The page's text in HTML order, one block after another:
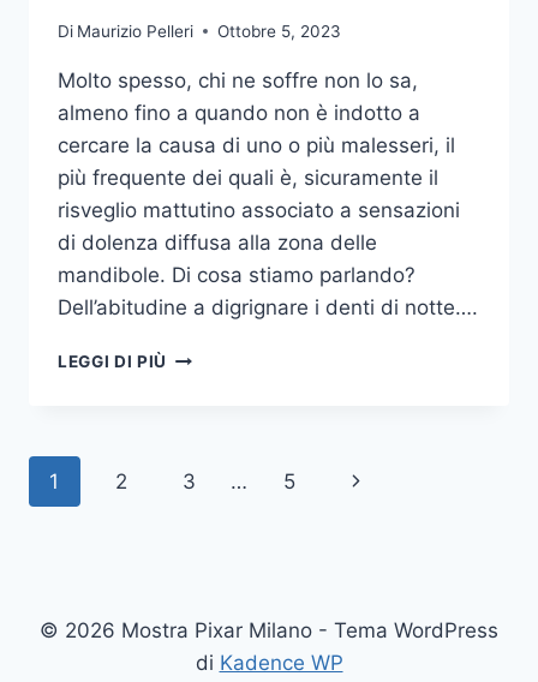
Di Maurizio Pelleri Ottobre 5, 2023
Molto spesso, chi ne soffre non lo sa,
almeno fino a quando non è indotto a
cercare la causa di uno o più malesseri, il
più frequente dei quali è, sicuramente il
risveglio mattutino associato a sensazioni
di dolenza diffusa alla zona delle
mandibole. Di cosa stiamo parlando?
Dell’abitudine a digrignare i denti di notte….
LEGGI DI PIÙ COME
TUTTE
NOTTE
Navigazione
1 2 3 … 5
Pagina
© 2026 Mostra Pixar Milano - Tema WordPress
di Kadence WP